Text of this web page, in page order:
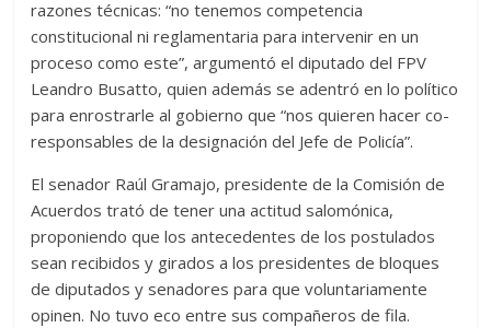
razones técnicas: “no tenemos competencia
constitucional ni reglamentaria para intervenir en un
proceso como este”, argumentó el diputado del FPV
Leandro Busatto, quien además se adentró en lo político
para enrostrarle al gobierno que “nos quieren hacer co-
responsables de la designación del Jefe de Policía”.
El senador Raúl Gramajo, presidente de la Comisión de
Acuerdos trató de tener una actitud salomónica,
proponiendo que los antecedentes de los postulados
sean recibidos y girados a los presidentes de bloques
de diputados y senadores para que voluntariamente
opinen. No tuvo eco entre sus compañeros de fila.